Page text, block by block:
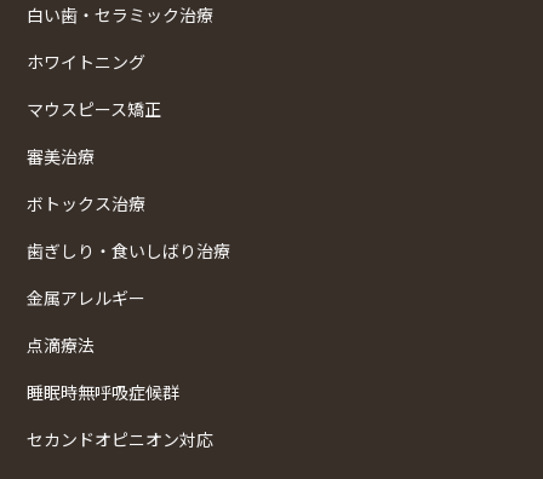
白い歯・セラミック治療
ホワイトニング
マウスピース矯正
審美治療
ボトックス治療
歯ぎしり・食いしばり治療
金属アレルギー
点滴療法
睡眠時無呼吸症候群
セカンドオピニオン対応